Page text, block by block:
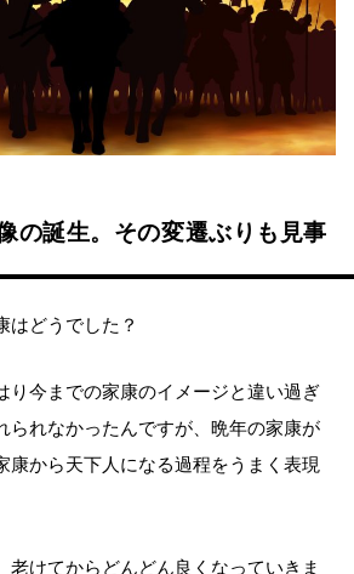
の誕生。その変遷ぶりも見事
はどうでした？
り今までの家康のイメージと違い過ぎ
られなかったんですが、晩年の家康が
康から天下人になる過程をうまく表現
老けてからどんどん良くなっていきま